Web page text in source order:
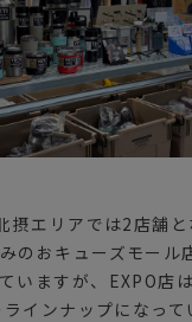
摂エリアでは2店舗
のおキューズモール
いますが、EXPO店
インナップになって